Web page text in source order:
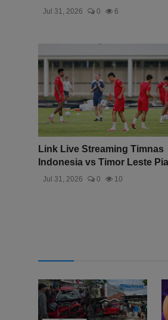
Jul 31, 2026 0 6
Link Live Streaming Timnas
Indonesia vs Timor Leste
Jul 31, 2026 0 10